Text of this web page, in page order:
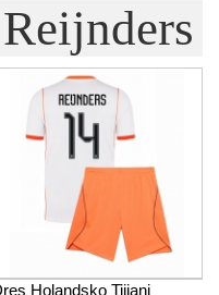
Holandsko Tijjani